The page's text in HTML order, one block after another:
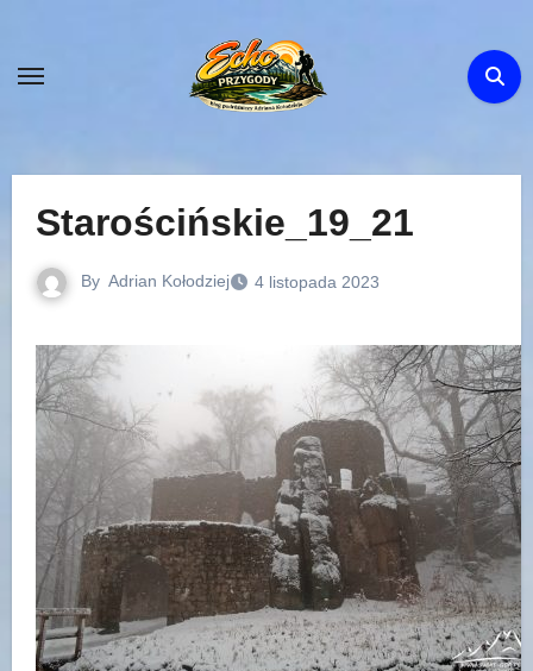
content
Starościńskie_19_21
By Adrian Kołodziej 4 listopada 2023